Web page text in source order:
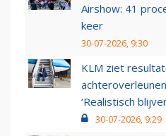
Airshow: 41
keer
30-07-2026, 9:30
KLM ziet
‘Realistisch
30-07-2026, 9:29